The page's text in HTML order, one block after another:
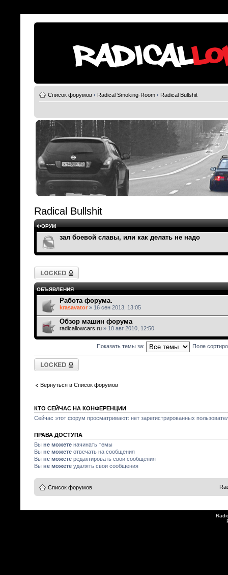
Список форумов ‹ Radical Smoking-Room ‹ Radical Bullshit
Radical Bullshit
ФОРУМ
зал боевой славы, или как делать не надо
Форум закрыт
ОБЪЯВЛЕНИЯ
Работа форума.
krasavator » 16 сен 2013, 13:05
Обзор машин форума
radicallowcars.ru » 10 авг 2010, 12:50
Показать темы за: Поле
Форум закрыт
Вернуться в Список форумов
КТО СЕЙЧАС НА КОНФЕРЕНЦИИ
Сейчас этот форум просматривают: нет зарегистрированных
ПРАВА ДОСТУПА
Вы не можете начинать темы
Вы не можете отвечать на сообщения
Вы не можете редактировать свои сообщения
Вы не можете удалять свои сообщения
Список форумов